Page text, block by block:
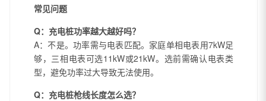
常见问题
Q：充电桩功率越大越好吗？
A：不是。功率需与电表匹配。家庭单相电表用7kW足
够，三相电表可选11kW或21kW。选前需确认电表类
型，避免功率过大导致无法使用。
Q：充电桩枪线长度怎么选？